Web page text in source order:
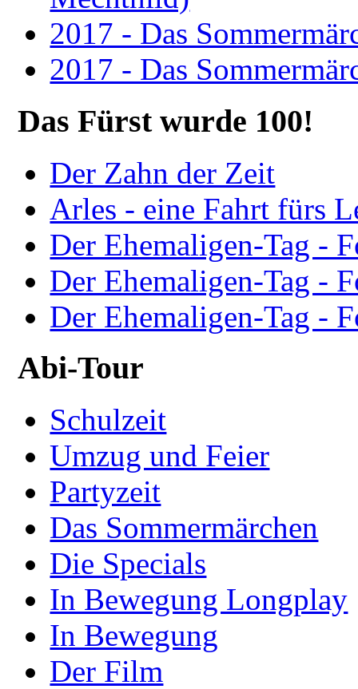
2017 - Das
2017 - Das
Das Fürst wurde 100!
Der Zahn der Zeit
Arles - eine Fahrt fürs
Der Ehemaligen-Tag -
Der Ehemaligen-Tag -
Der Ehemaligen-Tag -
Abi-Tour
Schulzeit
Umzug und Feier
Partyzeit
Das Sommermärchen
Die Specials
In Bewegung Longplay
In Bewegung
Der Film